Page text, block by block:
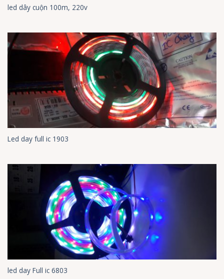
led dây cuộn 100m, 220v
Led day full ic 1903
led day Full ic 6803